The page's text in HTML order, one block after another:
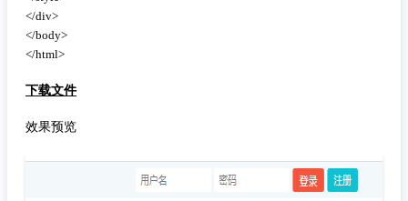
</div>
</body>
</html>
下载文件
效果预览